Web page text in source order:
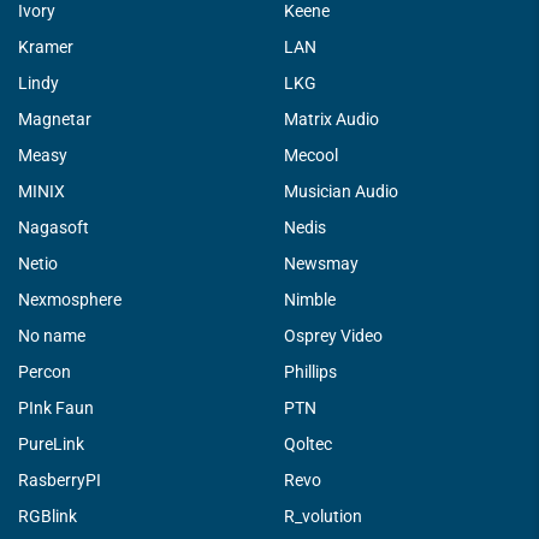
Ivory
Keene
Kramer
LAN
Lindy
LKG
Magnetar
Matrix Audio
Measy
Mecool
MINIX
Musician Audio
Nagasoft
Nedis
Netio
Newsmay
Nexmosphere
Nimble
No name
Osprey Video
Percon
Phillips
PInk Faun
PTN
PureLink
Qoltec
RasberryPI
Revo
RGBlink
R_volution